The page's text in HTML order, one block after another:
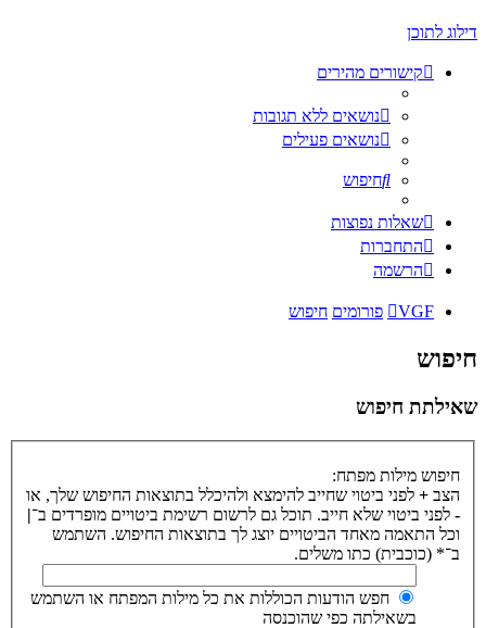
דילוג לתוכן
קישורים מהירים
נושאים ללא תגובות
נושאים פעילים
חיפוש
שאלות נפוצות
התחברות
הרשמה
VGF פורומים חיפוש
חיפוש
שאילתת חיפוש
חיפוש מילות מפתח:
הצב + לפני ביטוי שחייב להימצא ולהיכלל בתוצאות החיפוש שלך, או
- לפני ביטוי שלא חייב. תוכל גם לרשום רשימת ביטויים מופרדים ב־|
וכל התאמה מאחד הביטויים יוצג לך בתוצאות החיפוש. השתמש
ב־* (כוכבית) כתו משלים.
חפש הודעות הכוללות את כל מילות המפתח או השתמש
בשאילתה כפי שהוכנסה